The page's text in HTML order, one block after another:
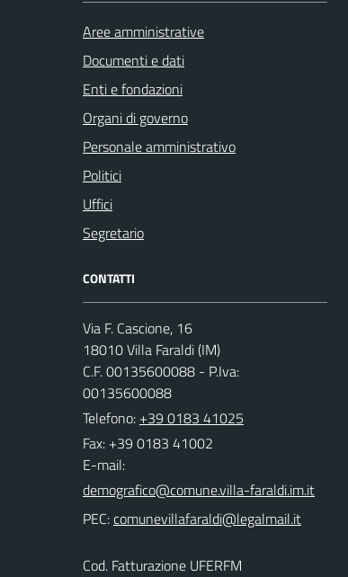
Aree amministrative
Documenti e dati
Enti e fondazioni
Organi di governo
Personale amministrativo
Politici
Uffici
Segretario
CONTATTI
Via F. Cascione, 16
18010 Villa Faraldi (IM)
C.F. 00135600088 - P.Iva:
00135600088
Telefono: +39 0183 41025
Fax: +39 0183 41002
E-mail:
PEC:
Cod. Fatturazione UFERFM